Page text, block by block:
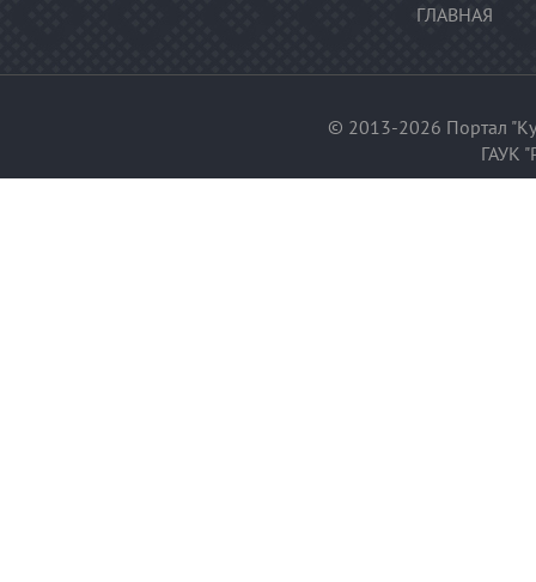
ГЛАВНАЯ
© 2013-2026 Портал
ГАУК